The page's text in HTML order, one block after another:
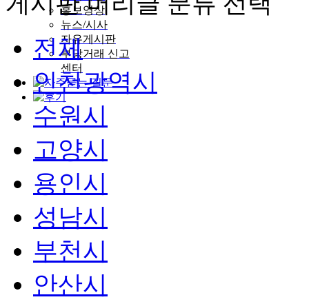
홍보영상
뉴스/시사
자유게시판
부당거래 신고
센터
전체
인천광역시
수원시
고양시
용인시
성남시
부천시
안산시